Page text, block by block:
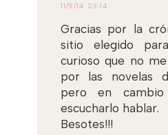
11/9/14 23:14
Gracias por la
sitio elegido
curioso que no
por las novelas
pero en
escucharlo hablar.
Besotes!!!